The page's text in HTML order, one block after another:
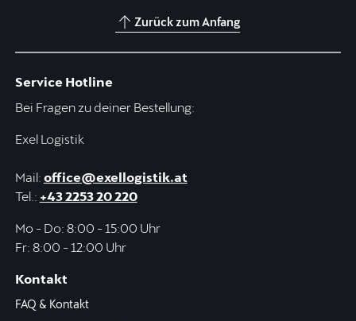
Zurück zum Anfang
Service Hotline
Bei Fragen zu deiner Bestellung:
Exel Logistik
Mail: office@exellogistik.at
Tel.: +43 2253 20 220
Mo - Do: 8:00 - 15:00 Uhr
Fr: 8:00 - 12:00 Uhr
Kontakt
FAQ & Kontakt